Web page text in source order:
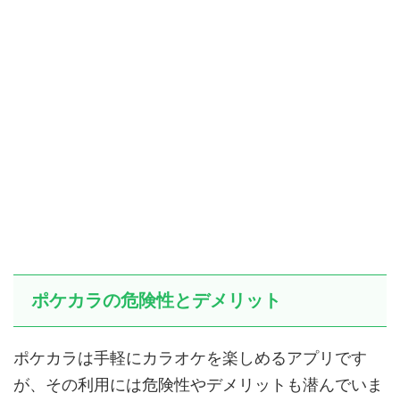
ポケカラの危険性とデメリット
ポケカラは手軽にカラオケを楽しめるアプリです
が、その利用には危険性やデメリットも潜んでいま